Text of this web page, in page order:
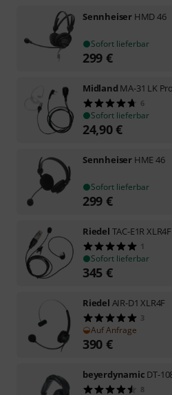
Sennheiser HMD 46
Sofort lieferbar
299 €
Midland MA-31 LK Pro
6
Sofort lieferbar
24,90€
Sennheiser HME 46
Sofort lieferbar
299 €
Riedel TAC-E1R XLR4F
1
Sofort lieferbar
345 €
Riedel AIR-D1 XLR4F
3
Auf Anfrage
390 €
beyerdynamic DT-
8